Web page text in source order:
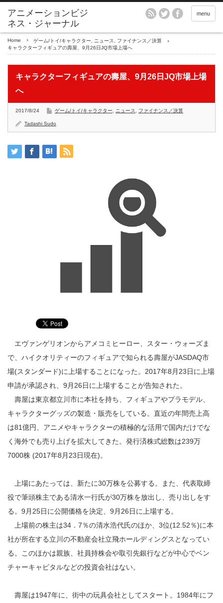
アニメーションビジ
ネス・ジャーナル
menu
Home ゲーム/トイ/キャラクター ニュース
ファイナンス／決算
キャラクターフィギュアの壽屋、9月26日JQ市場上場へ
キャラクターフィギュアの壽屋、9月26日JQ市場上場
へ
2017/8/24 ゲーム/トイ/キャラクター ニュース ファイナンス／決算
Tadashi Sudo
エヴァンゲリオンからアメコミヒーロー、スター・ウォーズま
で、ハイクオリティーのフィギュアで知られる壽屋がJASDAQ市
場(スタンダード)に上場することになった。2017年8月23日に上場
申請が承認され、9月26日に上場することが告知された。
壽屋は東京都立川市に本社を持ち、フィギュアやプラモデル、
キャラクターグッズの製造・販売をしている。直近の年間売上高
は81億円、アニメやキャラクターの積極的な活用で国内だけでな
く海外でも売り上げを拡大してきた。発行済株式総数は239万
7000株 (2017年8月23日現在)。
上場にあたっては、新たに30万株を公募する。また、代表取締
役で筆頭株主である清水一行氏が30万株を放出し、売り出しをす
る。9月25日に公開価格を決定、9月26日に上場する。
上場前の株主は34．7％の清水浩代氏のほか、3位(12.52％)に本
社が所在する立川の不動産会社立飛ホールディングスとなってい
る。このほかは親族、社員持株会や取引先銀行などが中心でベン
チャーキャピタルなどの投資会社はない。
壽屋は1947年に、街中の玩具会社としてスタート。1984年にフ